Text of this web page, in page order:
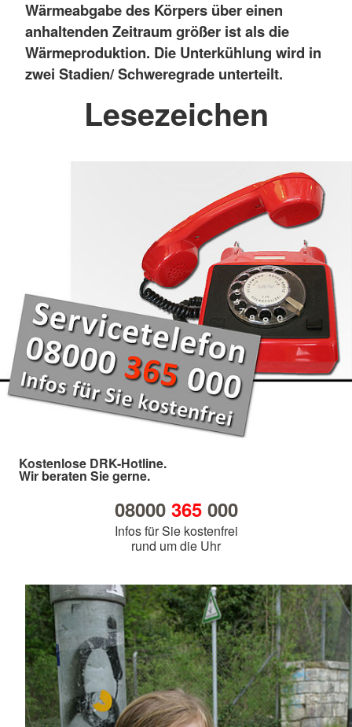
Wärmeabgabe des Körpers über einen
anhaltenden Zeitraum größer ist als die
Wärmeproduktion. Die Unterkühlung wird in
zwei Stadien/ Schweregrade unterteilt.
Lesezeichen
Kostenlose DRK-Hotline.
Wir beraten Sie gerne.
08000 365000
Infos für Sie kostenfrei
rund um die Uhr